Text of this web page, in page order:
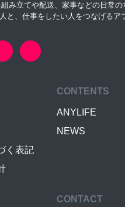
み立てや配送、家事などの日常の
と、仕事をしたい人をつなげるア
く表記
CONTENTS
ANYLIFE
NEWS
CONTACT